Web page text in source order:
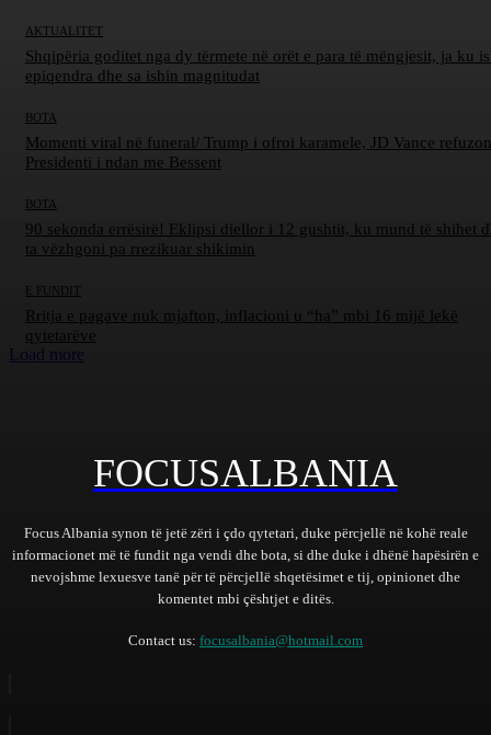
AKTUALITET
Shqipëria goditet nga dy tërmete në orët e para të mëngjesit, ja ku
epiqendra dhe sa ishin magnitudat
BOTA
Momenti viral në funeral/ Trump i ofroi karamele, JD Vance
Presidenti i ndan me Bessent
BOTA
90 sekonda errësirë! Eklipsi diellor i 12 gushtit, ku mund të shihet
ta vëzhgoni pa rrezikuar shikimin
E FUNDIT
Rritja e pagave nuk mjafton, inflacioni u “ha” mbi 16 mijë lekë
qytetarëve
Load more
FOCUSALBANIA
Focus Albania synon të jetë zëri i çdo qytetari, duke përcjellë në kohë reale
informacionet më të fundit nga vendi dhe bota, si dhe duke i dhënë hapësirën e
nevojshme lexuesve tanë për të përcjellë shqetësimet e tij, opinionet dhe
komentet mbi çështjet e ditës.
Contact us: focusalbania@hotmail.com